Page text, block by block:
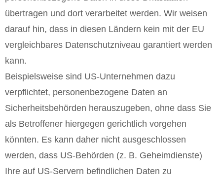
übertragen und dort verarbeitet werden. Wir weisen
darauf hin, dass in diesen Ländern kein mit der EU
vergleichbares Datenschutzniveau garantiert werden
kann.
Beispielsweise sind US-Unternehmen dazu
verpflichtet, personenbezogene Daten an
Sicherheitsbehörden herauszugeben, ohne dass Sie
als Betroffener hiergegen gerichtlich vorgehen
könnten. Es kann daher nicht ausgeschlossen
werden, dass US-Behörden (z. B. Geheimdienste)
Ihre auf US-Servern befindlichen Daten zu